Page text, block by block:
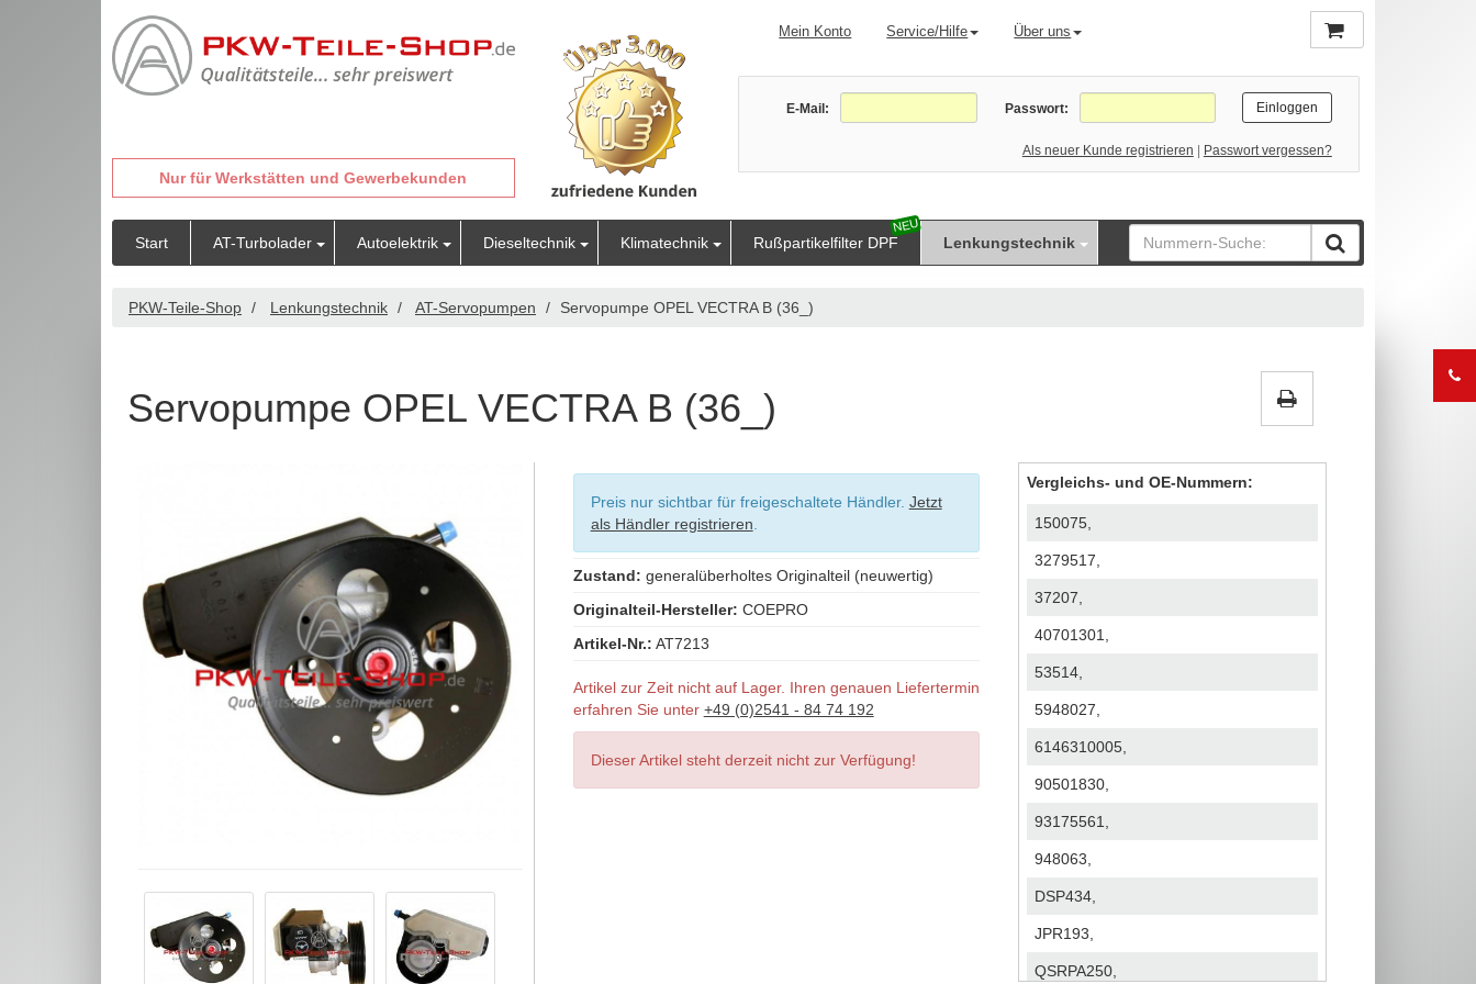
Nur für Werkstätten und Gewerbekunden
Mein Konto Service/Hilfe Über uns
E-Mail: Passwort:
Als neuer Kunde registrieren Passwort vergessen?
Start AT-Turbolader Autoelektrik Dieseltechnik Klimatechnik Rußpartikelfilter DPF Lenkungstechnik
PKW-Teile-Shop Lenkungstechnik AT-Servopumpen Servopumpe OPEL VECTRA B (36_)
Servopumpe OPEL VECTRA B (36_)
Preis nur sichtbar für freigeschaltete Händler. Jetzt
als Händler registrieren
Zustand: generalüberholtes Originalteil (neuwertig)
Originalteil-Hersteller: COEPRO
Artikel-Nr.: AT7213
Artikel zur Zeit nicht auf Lager. Ihren genauen Liefertermin
erfahren Sie unter +49 (0)2541 - 84 74 192
Dieser Artikel steht derzeit nicht zur Verfügung!
Vergleichs- und OE-Nummern:
150075,
3279517,
37207,
40701301,
53514,
5948027,
6146310005,
90501830,
93175561,
948063,
DSP434,
JPR193,
QSRPA250,